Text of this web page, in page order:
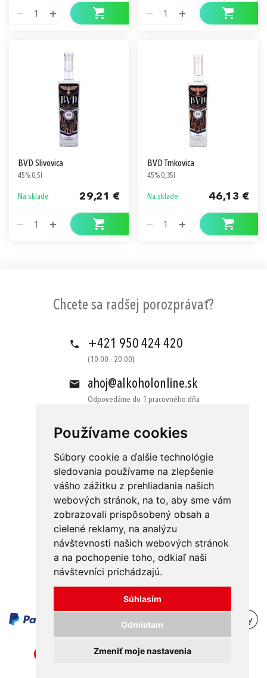
Používame cookies
Súbory cookie a ďalšie technológie
sledovania používame na zlepšenie
vášho zážitku z prehliadania našich
webových stránok, na to, aby sme vám
zobrazovali prispôsobený obsah a
cielené reklamy, na analýzu
návštevnosti našich webových stránok
a na pochopenie toho, odkiaľ naši
návštevníci prichádzajú.
Súhlasím
Odmietam
Zmeniť moje nastavenia
1 1
BVD Slivovica
45% 0,5l
Na sklade 29,21 €
1
BVD Trnkovica
45% 0,35l
Na sklade 46,13 €
1
Chcete sa radšej porozprávať?
+421 950 424 420
(10:00 - 20:00)
ahoj@alkoholonline.sk
Odpovedáme do 1 pracovného dňa
Obchodné podmienky Kontakt
Ochrana osobných údajov O nás
Odstúpenie od zmluvy Platba
Reklamácie